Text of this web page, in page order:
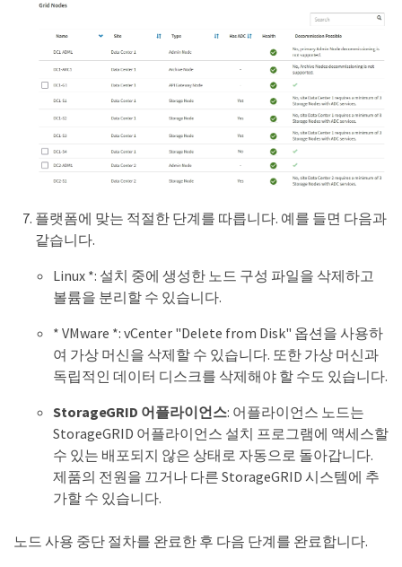
플랫폼에 맞는 적절한 단계를 따릅니다. 예를 들면 다음과
같습니다.
Linux *: 설치 중에 생성한 노드 구성 파일을 삭제하고
볼륨을 분리할 수 있습니다.
* VMware *: vCenter "Delete from Disk" 옵션을 사용하
여 가상 머신을 삭제할 수 있습니다. 또한 가상 머신과
독립적인 데이터 디스크를 삭제해야 할 수도 있습니다.
StorageGRID 어플라이언스: 어플라이언스 노드는
StorageGRID 어플라이언스 설치 프로그램에 액세스할
수 있는 배포되지 않은 상태로 자동으로 돌아갑니다.
제품의 전원을 끄거나 다른 StorageGRID 시스템에 추
가할 수 있습니다.
노드 사용 중단 절차를 완료한 후 다음 단계를 완료합니다.